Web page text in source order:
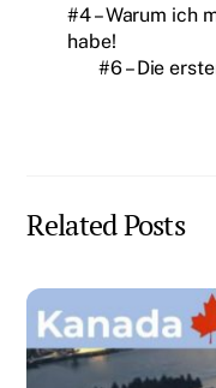
#4 – Warum ich
habe!
#6 – Die
Related Posts